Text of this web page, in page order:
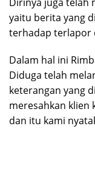
yaitu berita yang
terhadap terlapor
Dalam hal ini
Diduga telah
keterangan yang
meresahkan klien
dan itu kami